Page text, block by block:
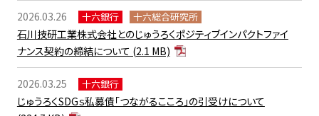
2026.03.26 十六銀行 十六総合研究所
石川技研工業株式会社とのじゅうろくポジティブインパクトファイ
ナンス契約の締結について (2.1 MB)
2026.03.25 十六銀行
じゅうろくSDGｓ私募債「つながるこころ」の引受けについて